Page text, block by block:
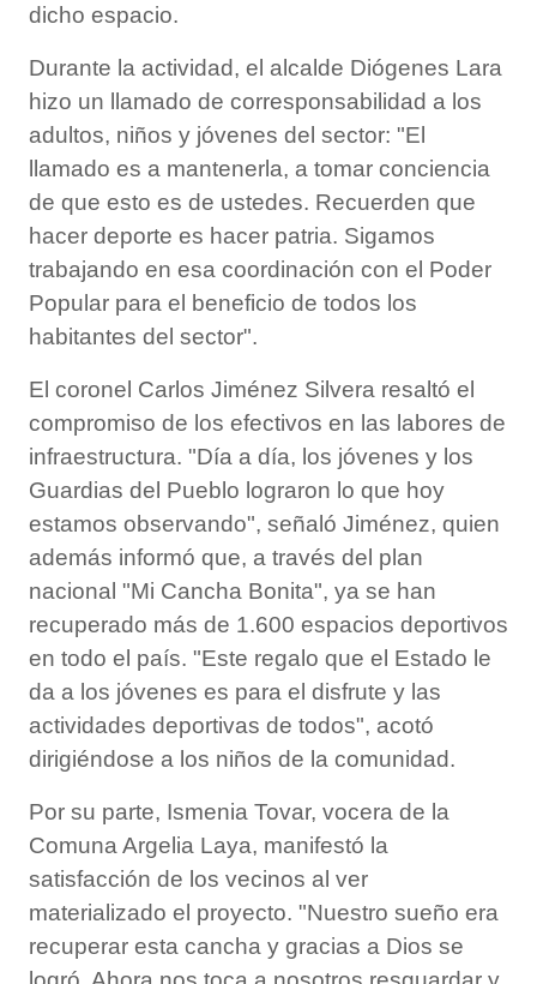
dicho espacio.
Durante la actividad, el alcalde Diógenes Lara
hizo un llamado de corresponsabilidad a los
adultos, niños y jóvenes del sector: "El
llamado es a mantenerla, a tomar conciencia
de que esto es de ustedes. Recuerden que
hacer deporte es hacer patria. Sigamos
trabajando en esa coordinación con el Poder
Popular para el beneficio de todos los
habitantes del sector".
El coronel Carlos Jiménez Silvera resaltó el
compromiso de los efectivos en las labores de
infraestructura. "Día a día, los jóvenes y los
Guardias del Pueblo lograron lo que hoy
estamos observando", señaló Jiménez, quien
además informó que, a través del plan
nacional "Mi Cancha Bonita", ya se han
recuperado más de 1.600 espacios deportivos
en todo el país. "Este regalo que el Estado le
da a los jóvenes es para el disfrute y las
actividades deportivas de todos", acotó
dirigiéndose a los niños de la comunidad.
Por su parte, Ismenia Tovar, vocera de la
Comuna Argelia Laya, manifestó la
satisfacción de los vecinos al ver
materializado el proyecto. "Nuestro sueño era
recuperar esta cancha y gracias a Dios se